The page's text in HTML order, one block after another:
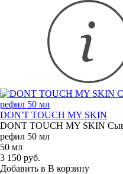
DON'T TOUCH MY SKIN
DONT TOUCH MY SKIN
рефил 50 мл
50 мл
3 150 руб.
Добавить в В корзину